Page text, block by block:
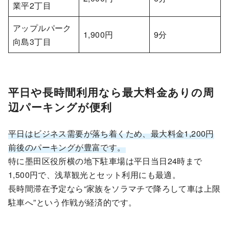
業平2丁目
アップルパーク
向島3丁目
1,900円 9分
平日や長時間利用なら最大料金ありの周
辺パーキングが便利
平日はビジネス需要が落ち着くため、最大料金1,200円
前後のパーキングが豊富です。
特に墨田区役所横の地下駐車場は平日当日24時まで
1,500円で、浅草観光とセット利用にも最適。
長時間滞在予定なら“家族をソラマチで降ろして車は上限
駐車へ”という作戦が経済的です。